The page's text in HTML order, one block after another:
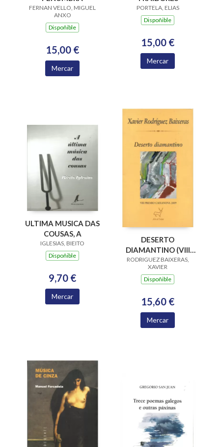
FERNAN VELLO, MIGUEL
ANXO
Dispoñible
15,00 €
Mercar
PORTELA, ELIAS
Dispoñible
15,00 €
Mercar
ULTIMA MUSICA DAS
COUSAS, A
IGLESIAS, BIEITO
Dispoñible
9,70 €
Mercar
DESERTO
DIAMANTINO (VIII
PREMIO CAIXANOVA
2009)
RODRIGUEZ BAIXERAS,
XAVIER
Dispoñible
15,60 €
Mercar